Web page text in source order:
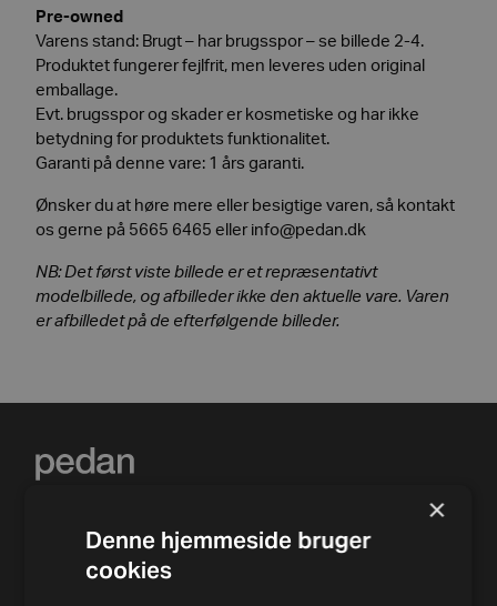
Pre-owned
Varens stand: Brugt – har brugsspor – se billede 2-4.
Produktet fungerer fejlfrit, men leveres uden original
emballage.
Evt. brugsspor og skader er kosmetiske og har ikke
betydning for produktets funktionalitet.
Garanti på denne vare: 1 års garanti.
Ønsker du at høre mere eller besigtige varen, så kontakt
os gerne på 5665 6465 eller info@pedan.dk
NB: Det først viste billede er et repræsentativt
modelbillede, og afbilleder ikke den aktuelle vare. Varen
er afbilledet på de efterfølgende billeder.
×
Denne hjemmeside bruger
cookies